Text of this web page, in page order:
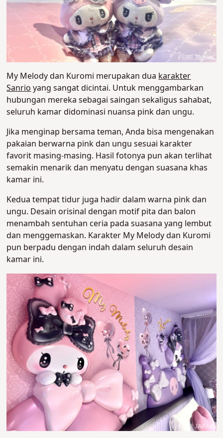
My Melody dan Kuromi merupakan dua karakter
Sanrio yang sangat dicintai. Untuk menggambarkan
hubungan mereka sebagai saingan sekaligus sahabat,
seluruh kamar didominasi nuansa pink dan ungu.
Jika menginap bersama teman, Anda bisa mengenakan
pakaian berwarna pink dan ungu sesuai karakter
favorit masing-masing. Hasil fotonya pun akan terlihat
semakin menarik dan menyatu dengan suasana khas
kamar ini.
Kedua tempat tidur juga hadir dalam warna pink dan
ungu. Desain orisinal dengan motif pita dan balon
menambah sentuhan ceria pada suasana yang lembut
dan menggemaskan. Karakter My Melody dan Kuromi
pun berpadu dengan indah dalam seluruh desain
kamar ini.